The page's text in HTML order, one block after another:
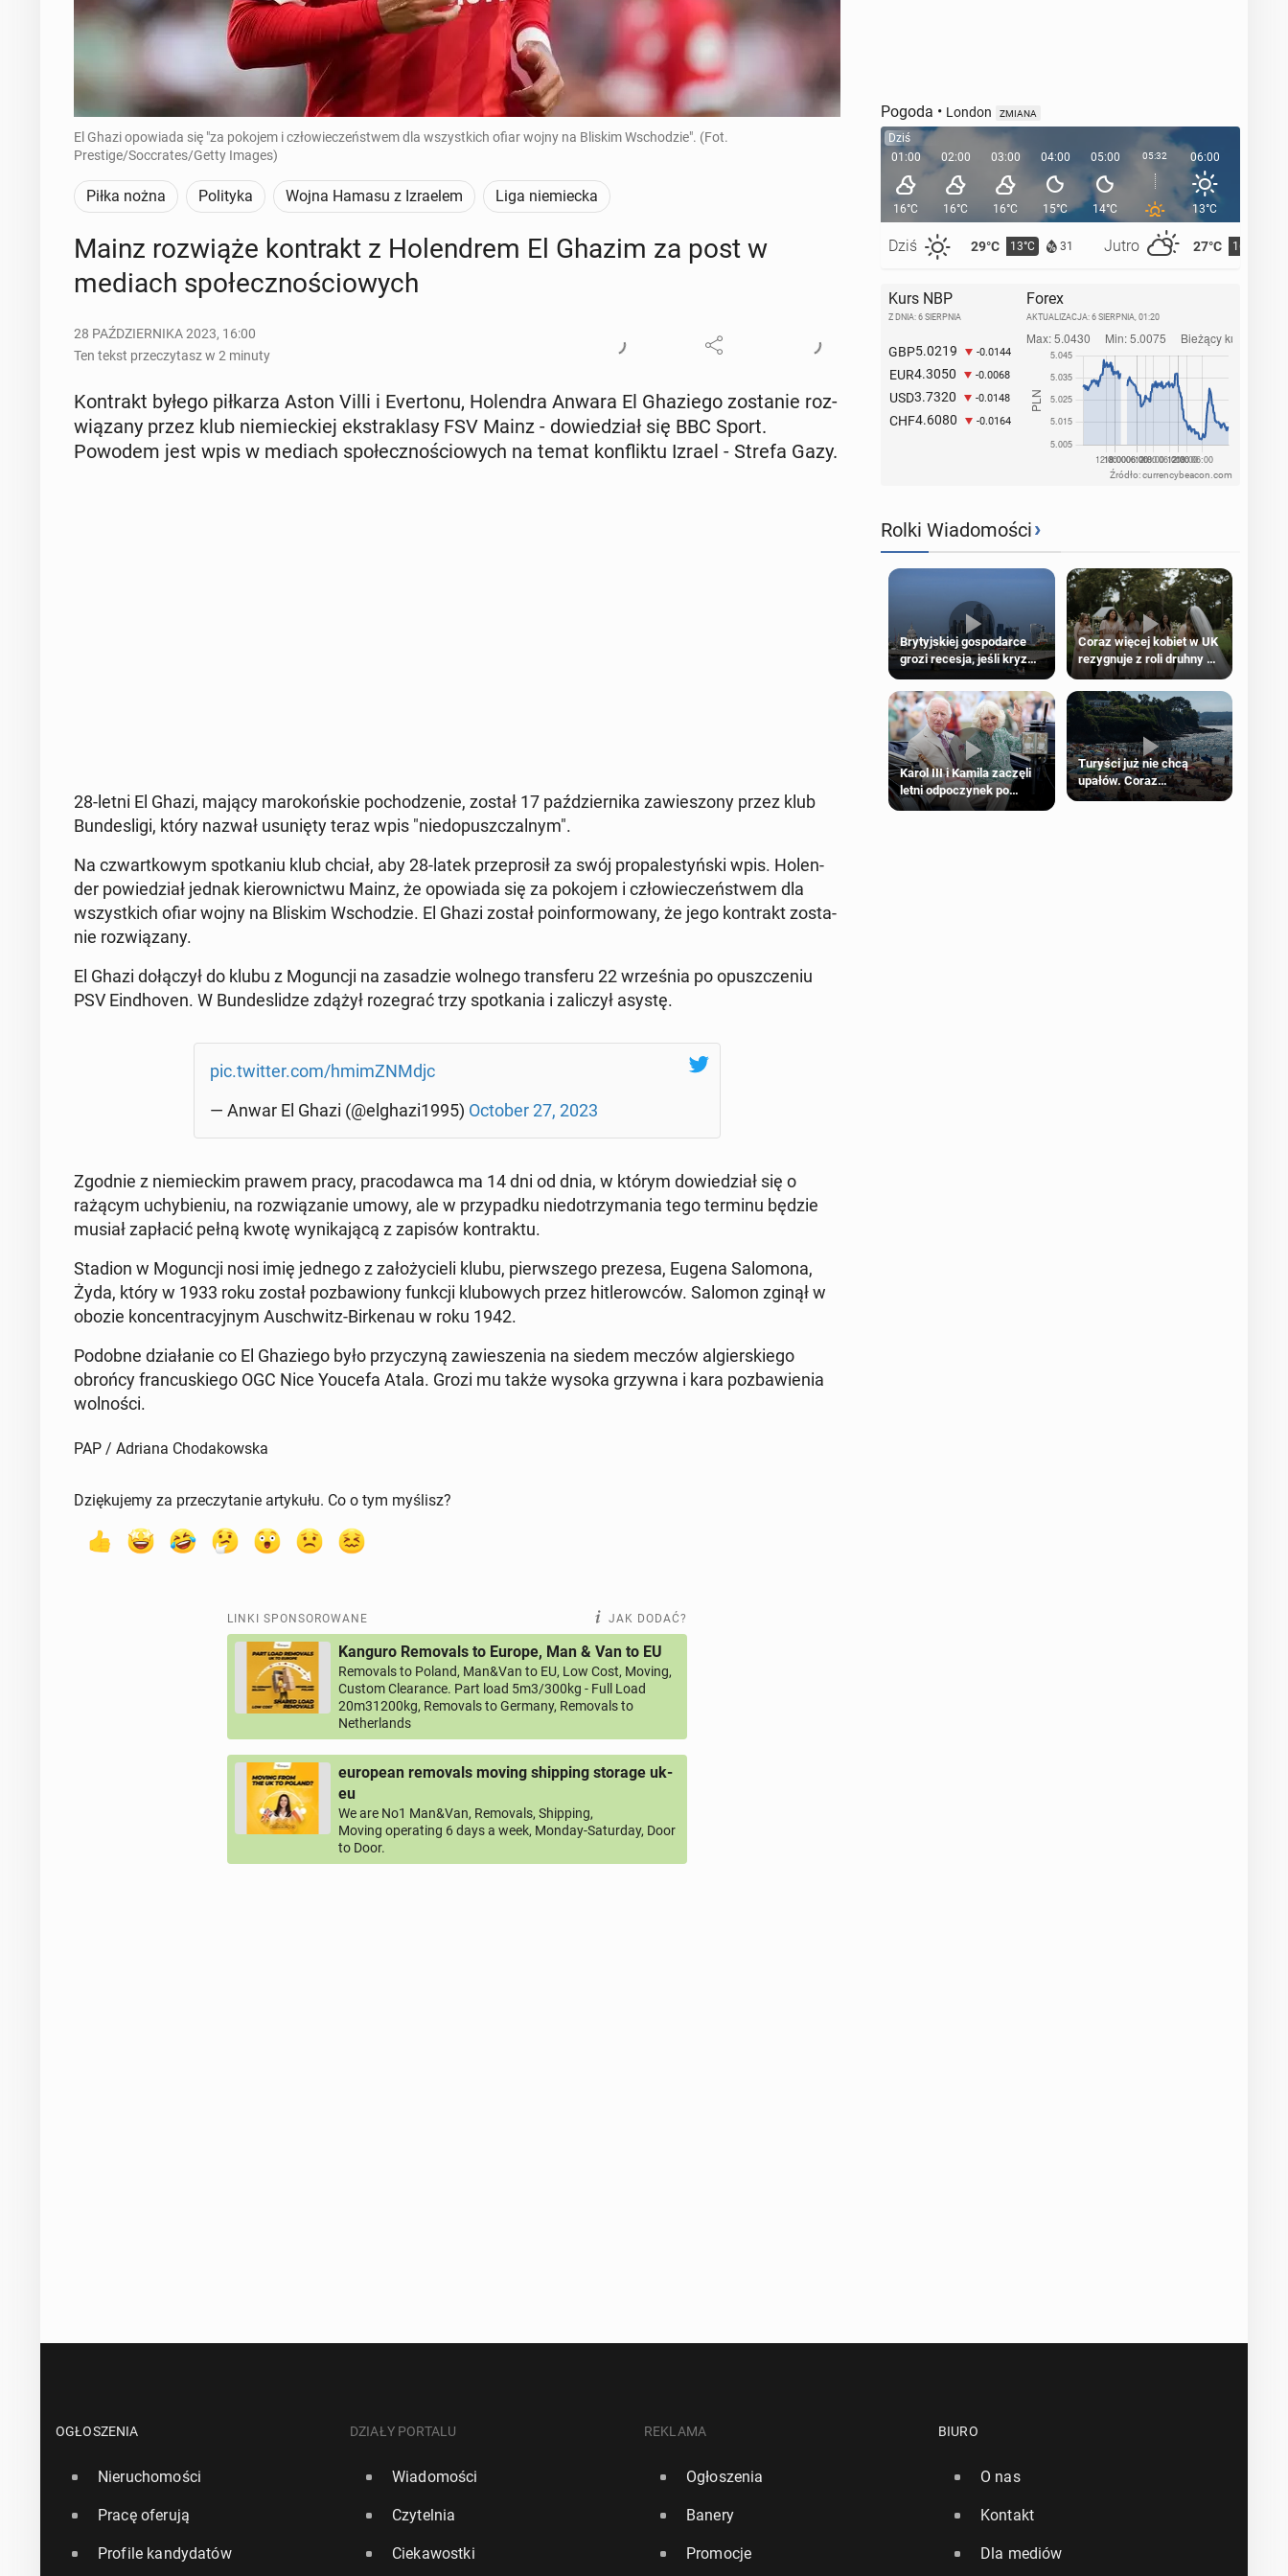
El Ghazi opowiada się "za pokojem i człowieczeństwem dla wszystkich ofiar wojny na Bliskim Wschodzie". (Fot.
Prestige/Soccrates/Getty Images)
Piłka nożna Polityka Wojna Hamasu z Izraelem Liga niemiecka
Mainz roz­wią­że kon­trakt z Ho­len­drem El Ghazim za post w
mediach spo­łecz­no­ścio­wych
28 PAŹDZIERNIKA 2023, 16:00
Ten tekst przeczytasz w 2 minuty
Kon­trakt byłego pił­ka­rza Aston Villi i Ever­to­nu, Ho­len­dra Anwara El Gha­zie­go zo­sta­nie roz­
wią­za­ny przez klub nie­miec­kiej eks­tra­kla­sy FSV Mainz - do­wie­dział się BBC Sport.
Powodem jest wpis w mediach spo­łecz­no­ścio­wych na temat kon­flik­tu Izrael - Strefa Gazy.
28-letni El Ghazi, mający ma­ro­koń­skie po­cho­dze­nie, został 17 paź­dzier­ni­ka za­wie­szo­ny przez klub
Bun­de­sli­gi, który nazwał usu­nię­ty teraz wpis "nie­do­pusz­czal­nym".
Na czwart­ko­wym spo­tka­niu klub chciał, aby 28-latek prze­pro­sił za swój pro­pa­le­styń­ski wpis. Ho­len­
der po­wie­dział jednak kie­row­nic­twu Mainz, że opo­wia­da się za pokojem i czło­wie­czeń­stwem dla
wszyst­kich ofiar wojny na Bliskim Wscho­dzie. El Ghazi został po­in­for­mo­wa­ny, że jego kon­trakt zo­sta­
nie roz­wią­za­ny.
El Ghazi do­łą­czył do klubu z Mo­gun­cji na za­sa­dzie wolnego trans­fe­ru 22 wrze­śnia po opusz­cze­niu
PSV Ein­dho­ven. W Bun­de­sli­dze zdążył ro­ze­grać trzy spo­tka­nia i za­li­czył asystę.
pic.twitter.com/hmim­ZNM­djc
— Anwar El Ghazi (@elghazi1995) October 27, 2023
Zgodnie z nie­miec­kim prawem pracy, pra­co­daw­ca ma 14 dni od dnia, w którym do­wie­dział się o
rażącym uchy­bie­niu, na roz­wią­za­nie umowy, ale w przy­pad­ku nie­do­trzy­ma­nia tego terminu będzie
musiał za­pła­cić pełną kwotę wy­ni­ka­ją­cą z zapisów kon­trak­tu.
Stadion w Mo­gun­cji nosi imię jednego z za­ło­ży­cie­li klubu, pierw­sze­go prezesa, Eugena Sa­lo­mo­na,
Żyda, który w 1933 roku został po­zba­wio­ny funkcji klu­bo­wych przez hi­tle­row­ców. Salomon zginął w
obozie kon­cen­tra­cyj­nym Au­schwitz-Bir­ke­nau w roku 1942.
Podobne dzia­ła­nie co El Gha­zie­go było przy­czy­ną za­wie­sze­nia na siedem meczów al­gier­skie­go
obrońcy fran­cu­skie­go OGC Nice Youcefa Atala. Grozi mu także wysoka grzywna i kara po­zba­wie­nia
wol­no­ści.
PAP / Adriana Chodakowska
Dziękujemy za przeczytanie artykułu. Co o tym myślisz?
LINKI SPONSOROWANE JAK DODAĆ?
Kanguro Removals to Europe, Man & Van to EU
Removals to Poland, Man&Van to EU, Low Cost, Moving,
Custom Clearance. Part load 5m3/300kg - Full Load
20m31200kg, Removals to Germany, Removals to
Netherlands
european removals moving shipping storage uk-
eu
We are No1 Man&Van, Removals, Shipping,
Moving operating 6 days a week, Monday-Saturday, Door
to Door.
Pogoda • London ZMIANA
Dziś
01:00
16°C
Dziś 29°C 13°C 31 Jutro 27°C 16°C
02:00
16°C
03:00
16°C
04:00
15°C
05:00
14°C
05:32 06:00
13°C
Kurs NBP
Z DNIA: 6 SIERPNIA
GBP5.0219 -0.0144
EUR4.3050 -0.0068
USD3.7320 -0.0148
CHF4.6080 -0.0164
Forex
AKTUALIZACJA: 6 SIERPNIA, 01:20
Źródło: currencybeacon.com
Rolki Wiadomości›
Brytyjskiej gospodarce
grozi recesja, jeśli kryzys
na Bliskim Wschodzie się
przedłuży
Coraz więcej kobiet w UK
rezygnuje z roli druhny na
ślubie
Karol III i Kamila zaczęli
letni odpoczynek po
Igrzyskach Wspólnoty w
Turyści już nie chcą
upałów. Coraz
popularniejsze
OGŁOSZENIA
Nieruchomości
Pracę oferują
Profile kandydatów
DZIAŁY PORTALU
Wiadomości
Czytelnia
Ciekawostki
REKLAMA
Ogłoszenia
Banery
Promocje
BIURO
O nas
Kontakt
Dla mediów